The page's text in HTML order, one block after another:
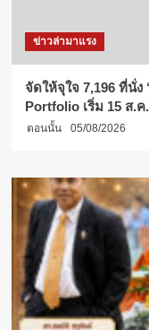
ข่าวล่ามาแรง
จัดให้จุใจ 7,196 ที่นั่
Portfolio เริ่ม 15 ส.ค
ตอนนั้น 05/08/2026